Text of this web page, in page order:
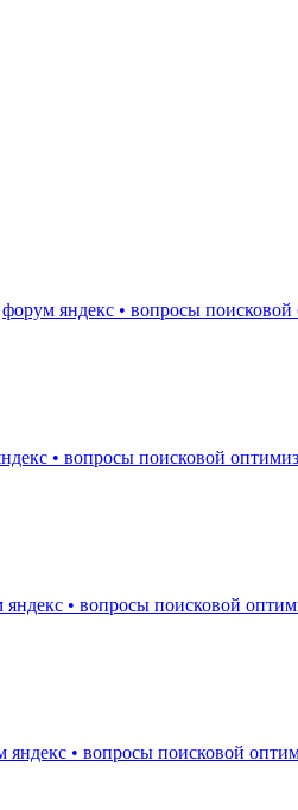
форум яндекс • вопросы поисковой
• вопросы поисковой
• вопросы поисковой
яндекс • вопросы поисковой